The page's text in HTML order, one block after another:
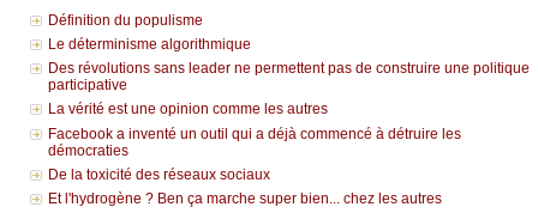
Définition du populisme
Le déterminisme algorithmique
Des révolutions sans leader ne permettent pas de construire une politique
participative
La vérité est une opinion comme les autres
Facebook a inventé un outil qui a déjà commencé à détruire les
démocraties
De la toxicité des réseaux sociaux
Et l'hydrogène ? Ben ça marche super bien... chez les autres